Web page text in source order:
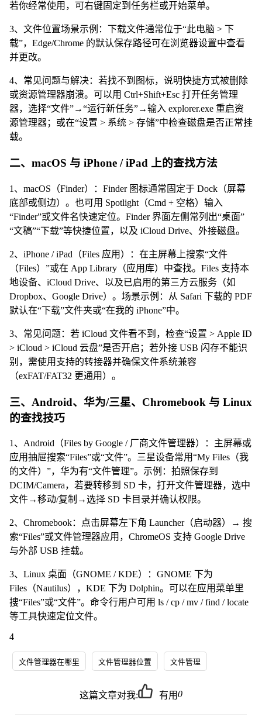
若你经常使用，可右键固定到任务栏或开始菜单。
3、文件位置场景示例：下载文件通常位于“此电脑 > 下
载”，Edge/Chrome 的默认保存路径可在浏览器设置中查看
并更改。
4、常见问题与解决：若找不到图标，说明快捷方式被删除
或资源管理器崩溃。可以用 Ctrl+Shift+Esc 打开任务管理
器，选择“文件”→“运行新任务”→输入 explorer.exe 重启资
源管理器；或在“设置 > 系统 > 存储”中检查磁盘是否正常挂
载。
二、macOS 与 iPhone / iPad 上的查找方法
1、macOS（Finder）：Finder 图标通常固定于 Dock（屏幕
底部或侧边）。也可用 Spotlight（Cmd + 空格）输入
“Finder”或文件名快速定位。Finder 界面左侧常列出“桌面”
“文稿”“下载”等快捷位置，以及 iCloud Drive、外接磁盘。
2、iPhone / iPad（Files 应用）：在主屏幕上搜索“文件
（Files）”或在 App Library（应用库）中查找。Files 支持本
地设备、iCloud Drive、以及已启用的第三方云服务（如
Dropbox、Google Drive）。场景示例：从 Safari 下载的 PDF
默认在“下载”文件夹或“在我的 iPhone”中。
3、常见问题：若 iCloud 文件看不到，检查“设置 > Apple ID
> iCloud > iCloud 云盘”是否开启；若外接 USB 闪存不能识
别，需使用支持的转接器并确保文件系统兼容
（exFAT/FAT32 更通用）。
三、Android、华为/三星、Chromebook 与 Linux
的查找技巧
1、Android（Files by Google / 厂商文件管理器）：主屏幕或
应用抽屉搜索“Files”或“文件”。三星设备常用“My Files（我
的文件）”，华为有“文件管理”。示例：拍照保存到
DCIM/Camera，若要转移到 SD 卡，打开文件管理器，选中
文件→移动/复制→选择 SD 卡目录并确认权限。
2、Chromebook：点击屏幕左下角 Launcher（启动器）→ 搜
索“Files”或文件管理器应用，ChromeOS 支持 Google Drive
与外部 USB 挂载。
3、Linux 桌面（GNOME / KDE）：GNOME 下为
Files（Nautilus），KDE 下为 Dolphin。可以在应用菜单里
搜“Files”或“文件”。命令行用户可用 ls / cp / mv / find / locate
等工具快速定位文件。
4
文件管理器在哪里 文件管理器位置 文件管理
这篇文章对我: 有用0